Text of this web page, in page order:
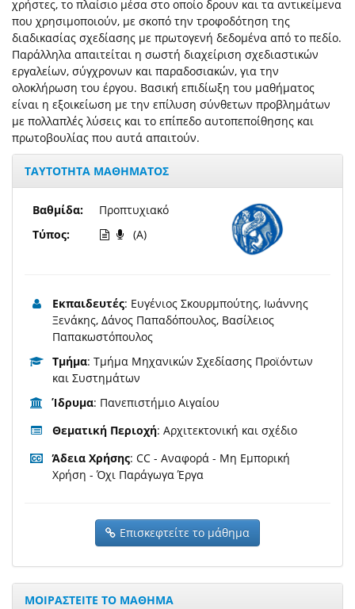
χρήστες, το πλαίσιο μέσα στο οποίο δρουν και τα αντικείμενα
που χρησιμοποιούν, με σκοπό την τροφοδότηση της
διαδικασίας σχεδίασης με πρωτογενή δεδομένα από το πεδίο.
Παράλληλα απαιτείται η σωστή διαχείριση σχεδιαστικών
εργαλείων, σύγχρονων και παραδοσιακών, για την
ολοκλήρωση του έργου. Βασική επιδίωξη του μαθήματος
είναι η εξοικείωση με την επίλυση σύνθετων προβλημάτων
με πολλαπλές λύσεις και το επίπεδο αυτοπεποίθησης και
πρωτοβουλίας που αυτά απαιτούν.
ΤΑΥΤΟΤΗΤΑ ΜΑΘΗΜΑΤΟΣ
Βαθμίδα:
Τύπος:
Προπτυχιακό
(A)
Εκπαιδευτές: Ευγένιος Σκουρμπούτης, Ιωάννης
Ξενάκης, Δάνος Παπαδόπουλος, Βασίλειος
Παπακωστόπουλος
Τμήμα: Τμήμα Μηχανικών Σχεδίασης Προϊόντων
και Συστημάτων
Ίδρυμα: Πανεπιστήμιο Αιγαίου
Θεματική Περιοχή: Αρχιτεκτονική και σχέδιο
Άδεια Χρήσης: CC - Αναφορά - Μη Εμπορική
Χρήση - Όχι Παράγωγα Έργα
Επισκεφτείτε το μάθημα
ΜΟΙΡΑΣΤΕΙΤΕ ΤΟ ΜΑΘΗΜΑ